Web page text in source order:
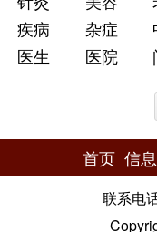
疾病
杂症
医生
医院
首页 信息
联系电